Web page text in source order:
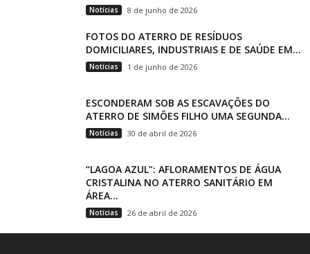
Notícias 8 de junho de 2026
FOTOS DO ATERRO DE RESÍDUOS
DOMICILIARES, INDUSTRIAIS E DE SAÚDE EM...
Notícias 1 de junho de 2026
ESCONDERAM SOB AS ESCAVAÇÕES DO
ATERRO DE SIMÕES FILHO UMA SEGUNDA...
Notícias 30 de abril de 2026
“LAGOA AZUL”: AFLORAMENTOS DE ÁGUA
CRISTALINA NO ATERRO SANITÁRIO EM
ÁREA...
Notícias 26 de abril de 2026